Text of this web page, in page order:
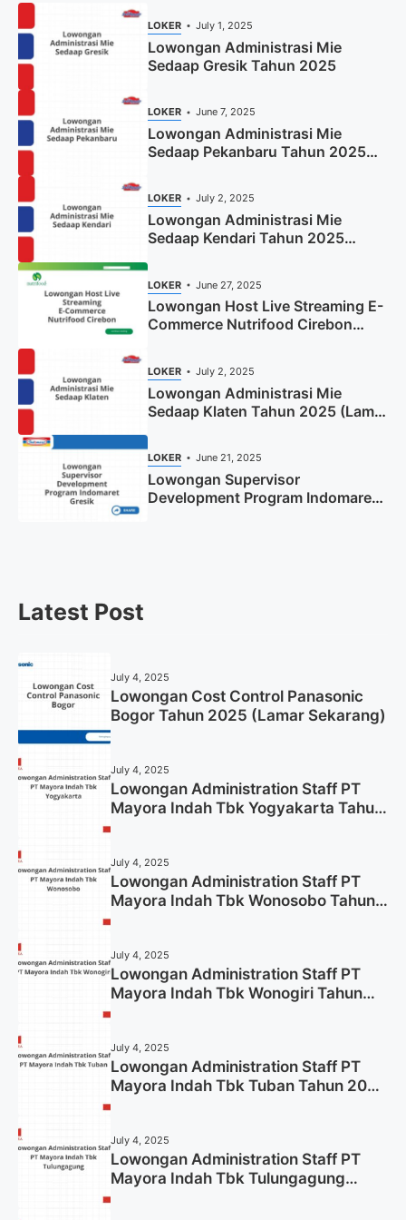
LOKER July 1, 2025
Lowongan Administrasi Mie
Sedaap Gresik Tahun 2025
LOKER June 7, 2025
Lowongan Administrasi Mie
Sedaap Pekanbaru Tahun 2025
LOKER July 2, 2025
Lowongan Administrasi Mie
Sedaap Kendari Tahun 2025
LOKER June 27, 2025
Lowongan Host Live Streaming E-
Commerce Nutrifood Cirebon
LOKER July 2, 2025
Lowongan Administrasi Mie
Sedaap Klaten Tahun 2025 (Lamar
LOKER June 21, 2025
Lowongan Supervisor
Development Program Indomaret
Latest Post
July 4, 2025
Lowongan Cost Control Panasonic
Bogor Tahun 2025 (Lamar Sekarang)
July 4, 2025
Lowongan Administration Staff PT
Mayora Indah Tbk Yogyakarta Tahun
July 4, 2025
Lowongan Administration Staff PT
Mayora Indah Tbk Wonosobo Tahun
July 4, 2025
Lowongan Administration Staff PT
Mayora Indah Tbk Wonogiri Tahun
July 4, 2025
Lowongan Administration Staff PT
Mayora Indah Tbk Tuban Tahun 2025
July 4, 2025
Lowongan Administration Staff PT
Mayora Indah Tbk Tulungagung